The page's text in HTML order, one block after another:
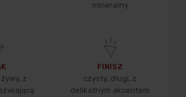
mineralny
z
FINISZ
czysty, długi, z
delikatnym akcentem